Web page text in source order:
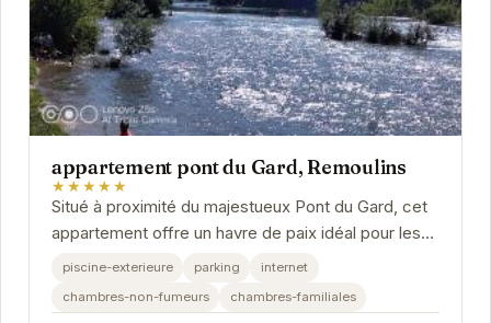
appartement pont du Gard, Remoulins
★★★★★
Situé à proximité du majestueux Pont du Gard, cet
appartement offre un havre de paix idéal pour les
voyageurs. Avec ses équipements modernes et...
piscine-exterieure parking
internet
chambres-non-fumeurs
chambres-familiales